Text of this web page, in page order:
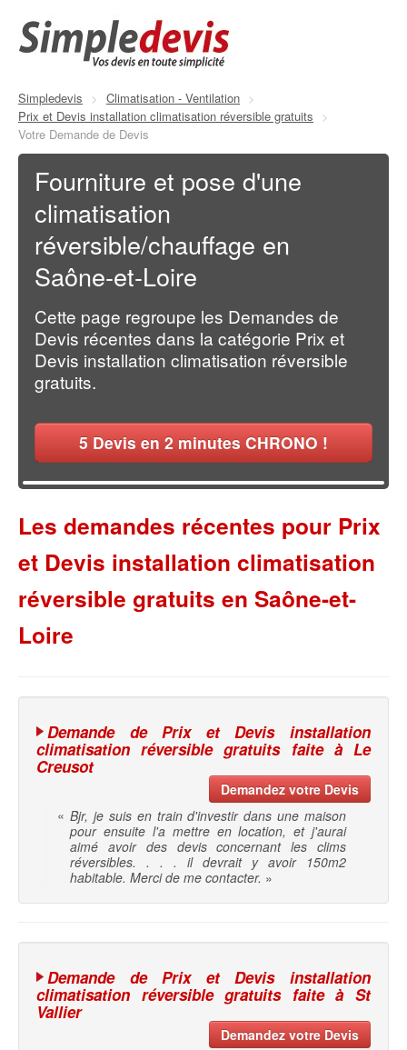
Simpledevis > Climatisation - Ventilation >
Prix et Devis installation climatisation réversible gratuits
>
Votre Demande de Devis
Fourniture et pose d'une
climatisation
réversible/chauffage en
Saône-et-Loire
Cette page regroupe les Demandes de
Devis récentes dans la catégorie Prix et
Devis installation climatisation réversible
gratuits.
5 Devis en 2 minutes CHRONO !
Les demandes récentes pour Prix
et Devis installation climatisation
réversible gratuits en Saône-et-
Loire
Demande de Prix et Devis installation
climatisation réversible gratuits faite à Le
Creusot
Demandez votre Devis
« Bjr, je suis en train d'investir dans une maison
pour ensuite l'a mettre en location, et j'aurai
aimé avoir des devis concernant les clims
réversibles. . . . il devrait y avoir 150m2
habitable. Merci de me contacter. »
Demande de Prix et Devis installation
climatisation réversible gratuits faite à St
Vallier
Demandez votre Devis